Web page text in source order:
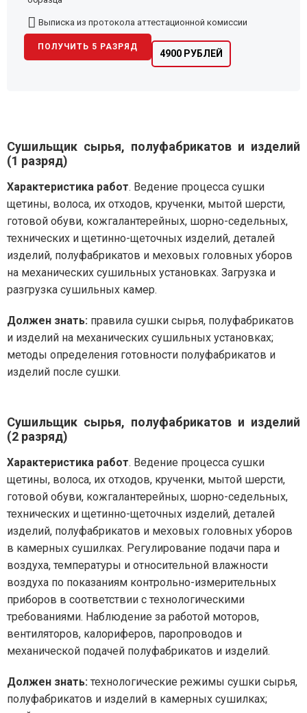
Выписка из протокола аттестационной комиссии
4900 РУБЛЕЙ
ПОЛУЧИТЬ 5 РАЗРЯД
Сушильщик сырья, полуфабрикатов и изделий
(1 разряд)
Характеристика работ. Ведение процесса сушки
щетины, волоса, их отходов, крученки, мытой шерсти,
готовой обуви, кожгалантерейных, шорно-седельных,
технических и щетинно-щеточных изделий, деталей
изделий, полуфабрикатов и меховых головных уборов
на механических сушильных установках. Загрузка и
разгрузка сушильных камер.
Должен знать: правила сушки сырья, полуфабрикатов
и изделий на механических сушильных установках;
методы определения готовности полуфабрикатов и
изделий после сушки.
Сушильщик сырья, полуфабрикатов и изделий
(2 разряд)
Характеристика работ. Ведение процесса сушки
щетины, волоса, их отходов, крученки, мытой шерсти,
готовой обуви, кожгалантерейных, шорно-седельных,
технических и щетинно-щеточных изделий, деталей
изделий, полуфабрикатов и меховых головных уборов
в камерных сушилках. Регулирование подачи пара и
воздуха, температуры и относительной влажности
воздуха по показаниям контрольно-измерительных
приборов в соответствии с технологическими
требованиями. Наблюдение за работой моторов,
вентиляторов, калориферов, паропроводов и
механической подачей полуфабрикатов и изделий.
Должен знать: технологические режимы сушки сырья,
полуфабрикатов и изделий в камерных сушилках;